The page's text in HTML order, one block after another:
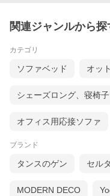
関連ジャンルから探
カテゴリ
ソファベッド オッ
シェーズロング、寝椅子
オフィス用応接ソファ
ブランド
タンスのゲン セル
MODERN DECO